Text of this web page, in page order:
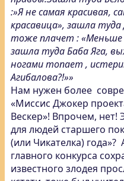
:»Я не самая красивая,
красавица», зашла
тоже плачет : «Меньше
зашла туда Баба Яга,
ногами топает ,
Агибалова?!»»
Нам нужен более
«Миссис Джокер
Вескер»! Впрочем, нет!
для людей старшего
(или Чикателка)
главного конкурса
известного злодея